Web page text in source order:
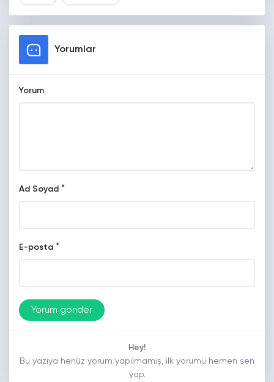
Yorumlar
Yorum
Ad Soyad *
E-posta *
Hey!
Bu yazıya henüz yorum yapılmamış, ilk yorumu hemen sen
yap.